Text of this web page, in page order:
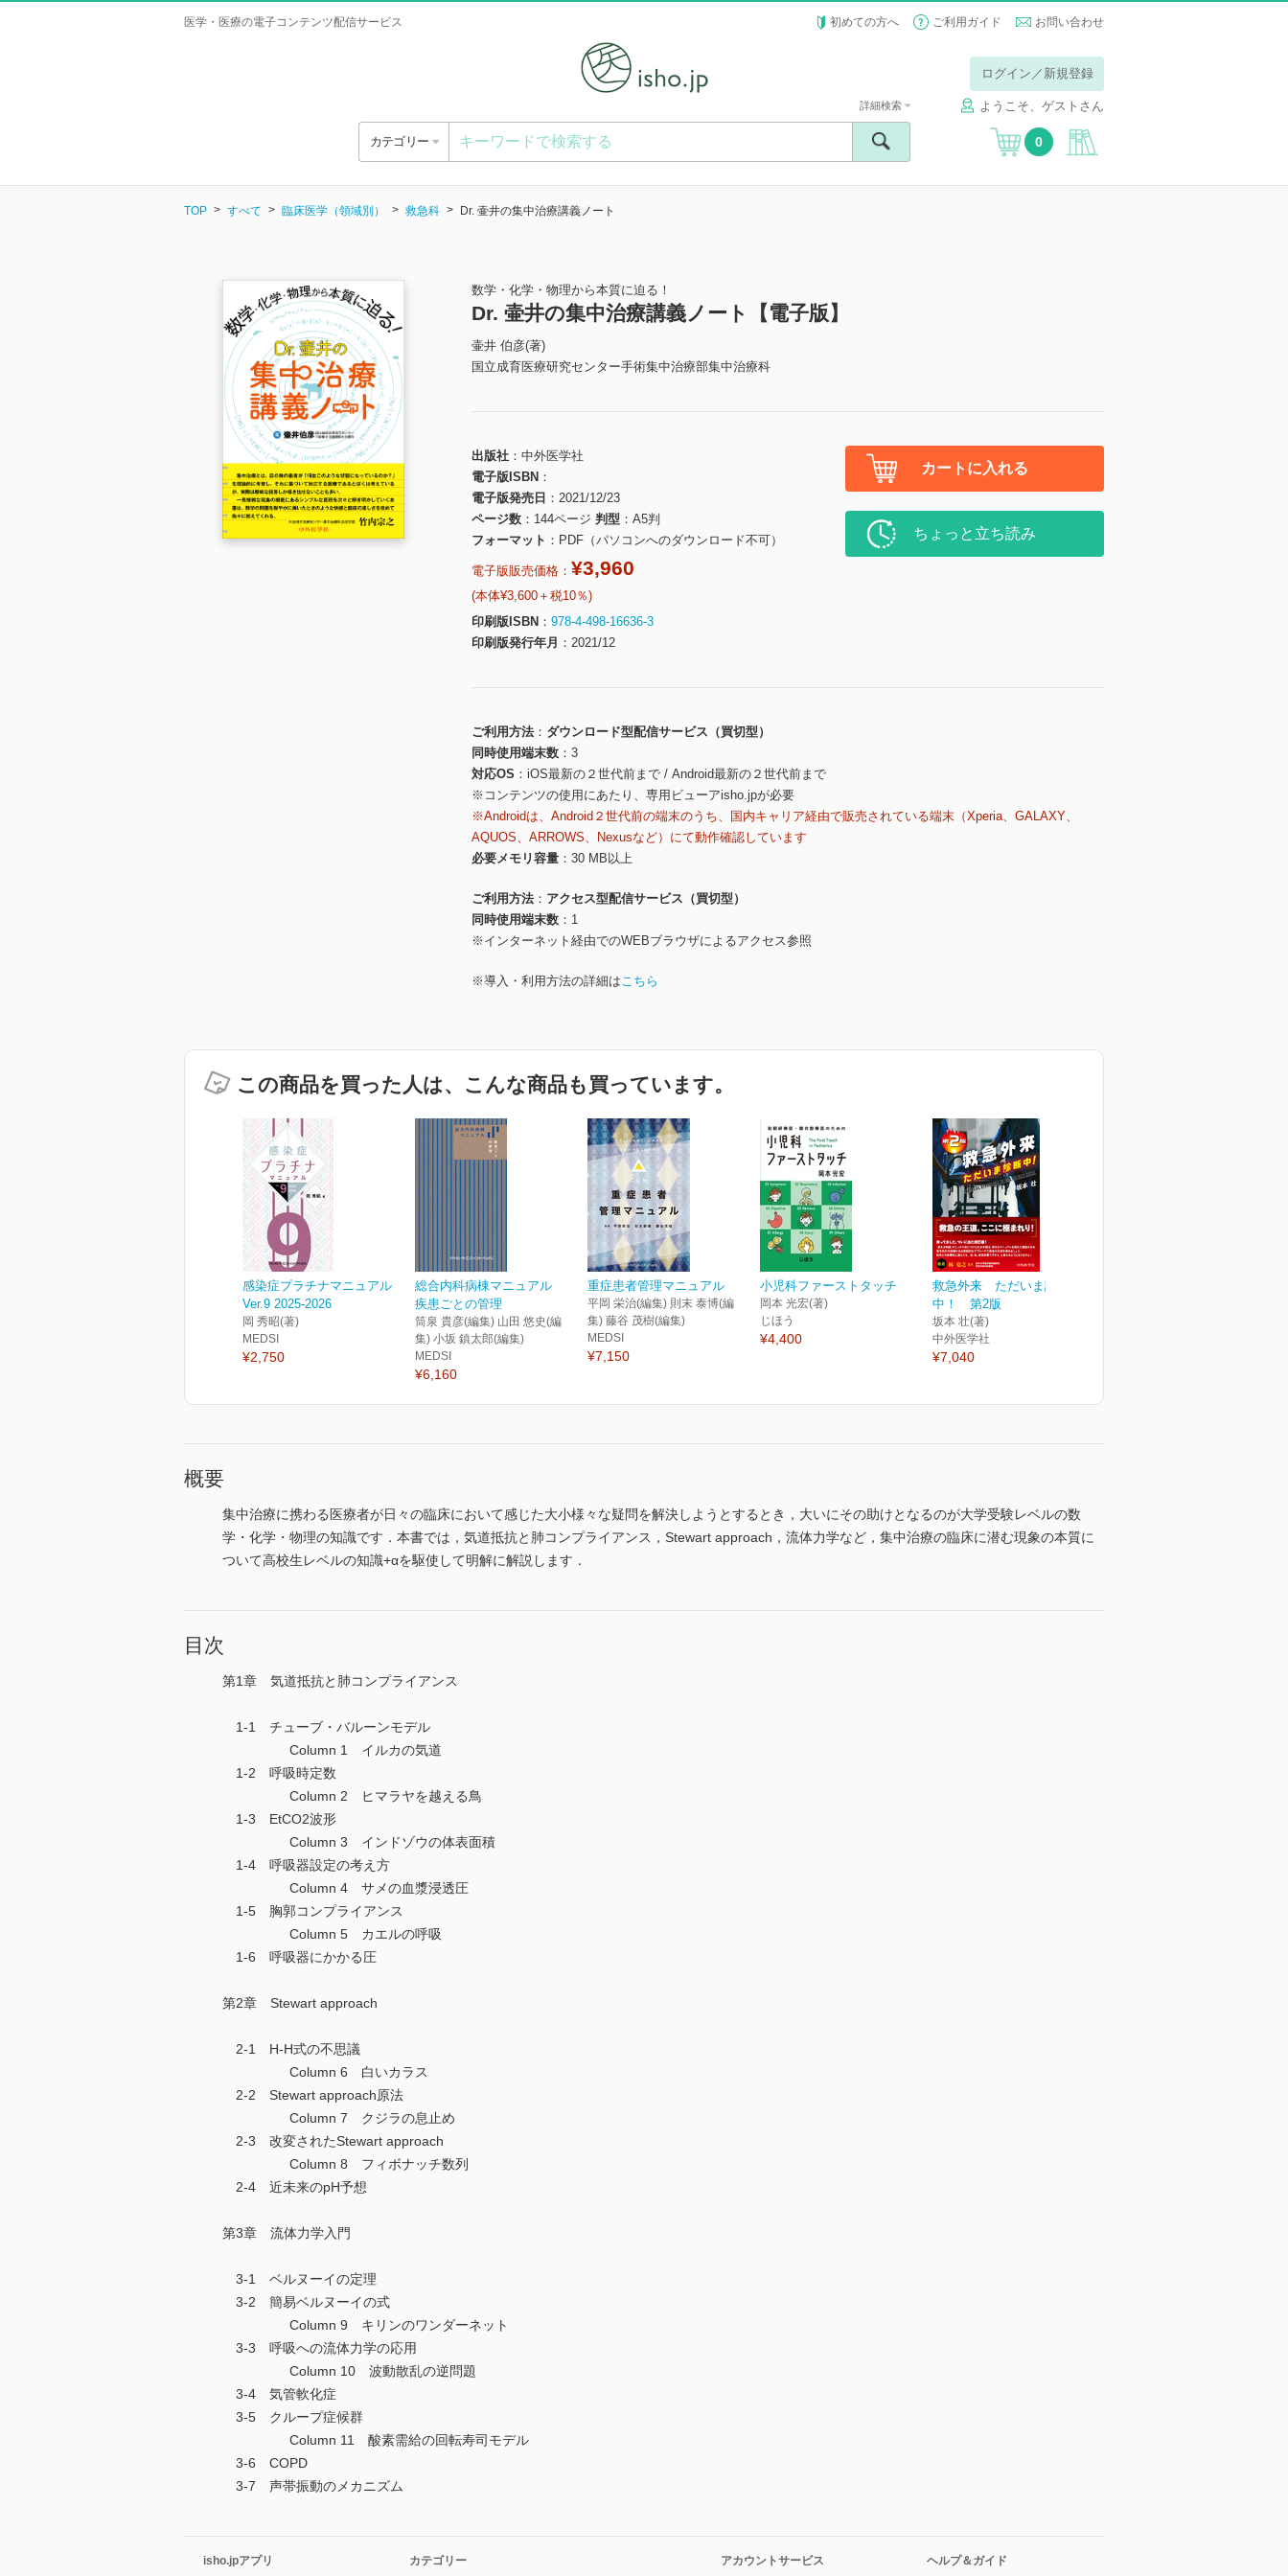
医学・医療の電子コンテンツ配信サービス 初めての方へ ご利用ガイド お問い合わせ
ログイン／新規登録
ようこそ、ゲストさん
カテゴリー
詳細検索
0
TOP すべて 臨床医学（領域別） 救急科 Dr. 壷井の集中治療講義ノート
数学・化学・物理から本質に迫る！
Dr. 壷井の集中治療講義ノート【電子版】
壷井 伯彦(著)
国立成育医療研究センター手術集中治療部集中治療科
出版社
中外医学社
電子版ISBN
電子版発売日
2021/12/23
ページ数
144ページ 判型
A5判
フォーマット
PDF（パソコンへのダウンロード不可）
電子版販売価格： ¥3,960
(本体¥3,600＋税10％)
印刷版ISBN
978-4-498-16636-3
印刷版発行年月
2021/12
カートに入れる
ちょっと立ち読み
ご利用方法
ダウンロード型配信サービス（買切型）
同時使用端末数
3
対応OS
iOS最新の２世代前まで / Android最新の２世代前まで
※コンテンツの使用にあたり、専用ビューアisho.jpが必要
※Androidは、Android２世代前の端末のうち、国内キャリア経由で販売されている端末（Xperia、GALAXY、
AQUOS、ARROWS、Nexusなど）にて動作確認しています
必要メモリ容量
30 MB以上
ご利用方法
アクセス型配信サービス（買切型）
同時使用端末数
1
※インターネット経由でのWEBブラウザによるアクセス参照
※導入・利用方法の詳細はこちら
この商品を買った人は、こんな商品も買っています。
感染症プラチナマニュアル
Ver.9 2025-2026
岡 秀昭(著)
MEDSI
¥2,750
総合内科病棟マニュアル
疾患ごとの管理
筒泉 貴彦(編集) 山田 悠史(編
集) 小坂 鎮太郎(編集)
MEDSI
¥6,160
重症患者管理マニュアル
平岡 栄治(編集) 則末 泰博(編
集) 藤谷 茂樹(編集)
MEDSI
¥7,150
小児科ファーストタッチ
岡本 光宏(著)
じほう
¥4,400
救急外来 ただいま診断
中！ 第2版
坂本 壮(著)
中外医学社
¥7,040
概要
集中治療に携わる医療者が日々の臨床において感じた大小様々な疑問を解決しようとするとき，大いにその助けとなるのが大学受験レベルの数
学・化学・物理の知識です．本書では，気道抵抗と肺コンプライアンス，Stewart approach，流体力学など，集中治療の臨床に潜む現象の本質に
ついて高校生レベルの知識+αを駆使して明解に解説します．
目次
第1章 気道抵抗と肺コンプライアンス
1-1 チューブ・バルーンモデル
Column 1 イルカの気道
1-2 呼吸時定数
Column 2 ヒマラヤを越える鳥
1-3 EtCO2波形
Column 3 インドゾウの体表面積
1-4 呼吸器設定の考え方
Column 4 サメの血漿浸透圧
1-5 胸郭コンプライアンス
Column 5 カエルの呼吸
1-6 呼吸器にかかる圧
第2章 Stewart approach
2-1 H-H式の不思議
Column 6 白いカラス
2-2 Stewart approach原法
Column 7 クジラの息止め
2-3 改変されたStewart approach
Column 8 フィボナッチ数列
2-4 近未来のpH予想
第3章 流体力学入門
3-1 ベルヌーイの定理
3-2 簡易ベルヌーイの式
Column 9 キリンのワンダーネット
3-3 呼吸への流体力学の応用
Column 10 波動散乱の逆問題
3-4 気管軟化症
3-5 クループ症候群
Column 11 酸素需給の回転寿司モデル
3-6 COPD
3-7 声帯振動のメカニズム
isho.jpアプリ カテゴリー アカウントサービス ヘルプ＆ガイド